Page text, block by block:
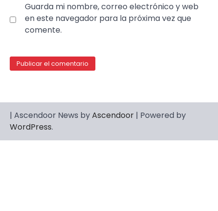
Guarda mi nombre, correo electrónico y web
en este navegador para la próxima vez que
comente.
| Ascendoor News byAscendoor | Powered by
WordPress.